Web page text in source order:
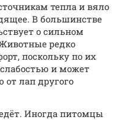
тепла и вяло
В большинстве
о сильном
редко
поскольку по их
и может
от лап другого
Иногда питомцы